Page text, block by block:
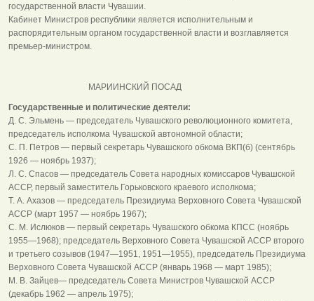
государственной власти Чувашии.
Кабинет Министров республики является исполнительным и
распорядительным органом государственной власти и возглавляется
премьер-министром.
МАРИИНСКИЙ ПОСАД
Государственные и политические деятели:
Д. С. Эльмень — председатель Чувашского революционного комитета,
председатель исполкома Чувашской автономной области;
С. П. Петров — первый секретарь Чувашского обкома ВКП(б) (сентябрь
1926 — ноябрь 1937);
Л. С. Спасов — председатель Совета народных комиссаров Чувашской
АССР, первый заместитель Горьковского краевого исполкома;
Т. А. Ахазов — председатель Президиума Верховного Совета Чувашской
АССР (март 1957 — ноябрь 1967);
С. М. Ислюков — первый секретарь Чувашского обкома КПСС (ноябрь
1955—1968); председатель Верховного Совета Чувашской АССР второго
и третьего созывов (1947—1951, 1951—1955), председатель Президиума
Верховного Совета Чувашской АССР (январь 1968 — март 1985);
М. В. Зайцев— председатель Совета Министров Чувашской АССР
(декабрь 1962 — апрель 1975);